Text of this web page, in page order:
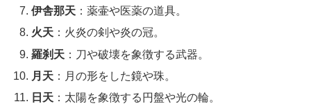
伊舎那天 ：薬壷や医薬の道具。
火天 ：火炎の剣や炎の冠。
羅刹天 ：刀や破壊を象徴する武器。
月天 ：月の形をした鏡や珠。
日天 ：太陽を象徴する円盤や光の輪。